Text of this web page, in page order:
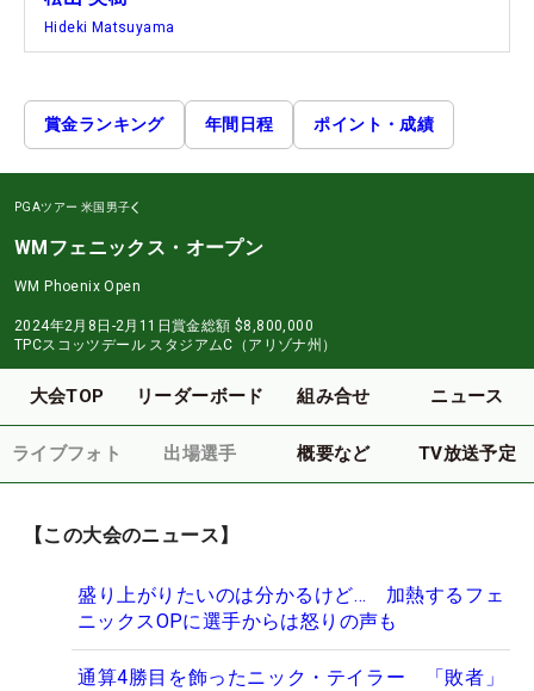
Hideki Matsuyama
賞金ランキング 年間日程 ポイント・成績
PGAツアー 米国男子
WMフェニックス・オープン
WM Phoenix Open
2024年2月8日-2月11日賞金総額 $8,800,000
TPCスコッツデール スタジアムC（アリゾナ州）
大会TOP リーダーボード 組み合せ ニュース
ライブフォト 出場選手 概要など TV放送予定
【この大会のニュース】
盛り上がりたいのは分かるけど… 加熱するフェ
ニックスOPに選手からは怒りの声も
通算4勝目を飾ったニック・テイラー 「敗者」